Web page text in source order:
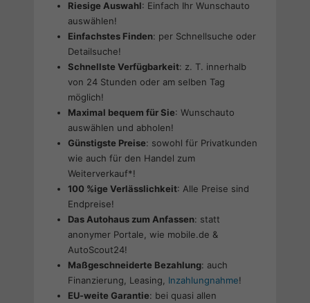
Riesige Auswahl: Einfach Ihr Wunschauto
auswählen!
Einfachstes Finden: per Schnellsuche oder
Detailsuche!
Schnellste Verfügbarkeit: z. T. innerhalb
von 24 Stunden oder am selben Tag
möglich!
Maximal bequem für Sie: Wunschauto
auswählen und abholen!
Günstigste Preise: sowohl für Privatkunden
wie auch für den Handel zum
Weiterverkauf*!
100 %ige Verlässlichkeit: Alle Preise sind
Endpreise!
Das Autohaus zum Anfassen: statt
anonymer Portale, wie mobile.de &
AutoScout24!
Maßgeschneiderte Bezahlung: auch
Finanzierung, Leasing, Inzahlungnahme!
EU-weite Garantie: bei quasi allen